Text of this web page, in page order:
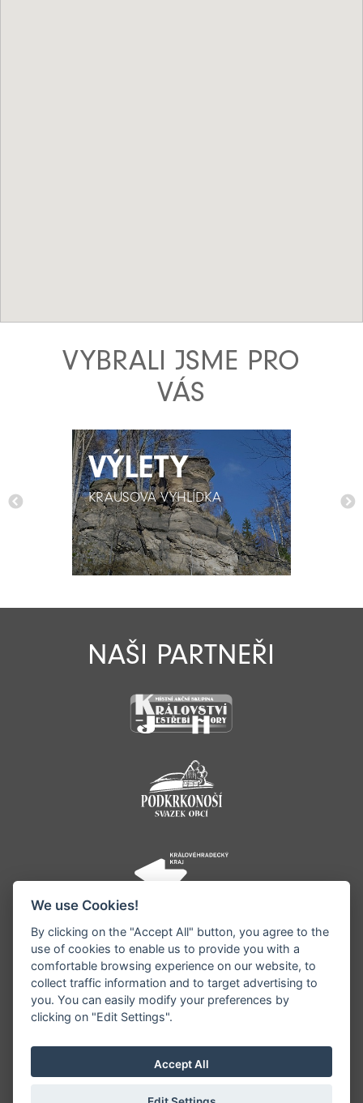
VYBRALI JSME PRO
VÁS
VÝLETY
KRAUSOVA VYHLÍDKA
VÝLETY
KRAUSOVA VYHLÍDKA
NAŠI PARTNEŘI
©1996 - 2026 Všechna práva vyhrazena serveru
zveřejňovaných informací a vyhrazuje si právo
We use Cookies!
By clicking on the "Accept All" button, you agree to the
use of cookies to enable us to provide you with a
comfortable browsing experience on our website, to
collect traffic information and to target advertising to
you. You can easily modify your preferences by
clicking on "Edit Settings".
Accept All